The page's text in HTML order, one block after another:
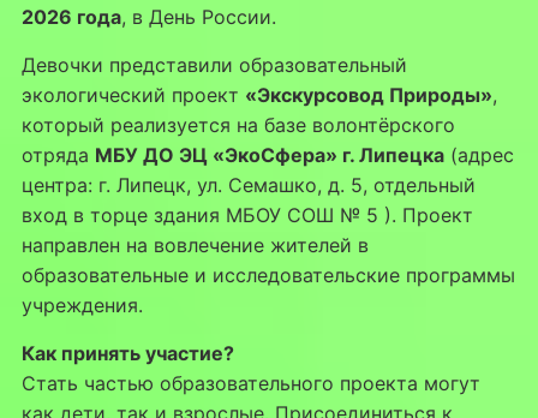
2026 года, в День России.
Девочки представили образовательный
экологический проект «Экскурсовод Природы»,
который реализуется на базе волонтёрского
отряда МБУ ДО ЭЦ «ЭкоСфера» г. Липецка(адрес
центра: г. Липецк, ул. Семашко, д. 5, отдельный
вход в торце здания МБОУ СОШ № 5 ). Проект
направлен на вовлечение жителей в
образовательные и исследовательские программы
учреждения.
Как принять участие?
Стать частью образовательного проекта могут
как дети, так и взрослые. Присоединиться к